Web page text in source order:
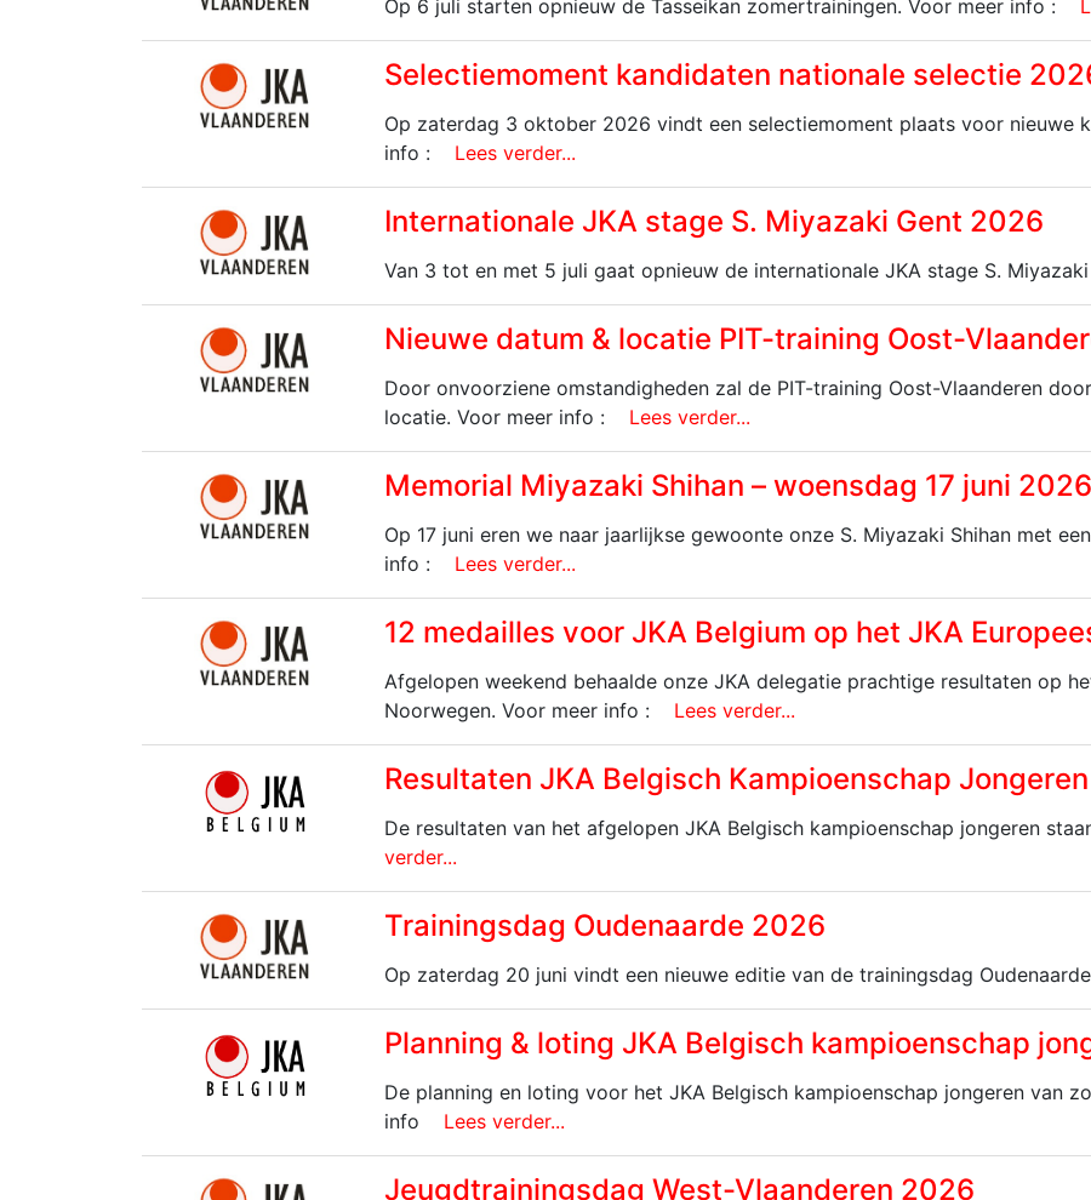
Op 6 juli starten opnieuw de Tasseikan zomertrainingen. Voor meer info :
Selectiemoment kandidaten nationale selectie
Op zaterdag 3 oktober 2026 vindt een selectiemoment plaats voor nieuwe
info :
Lees verder...
Internationale JKA stage S. Miyazaki Gent 2026
Van 3 tot en met 5 juli gaat opnieuw de internationale JKA stage S.
Nieuwe datum & locatie PIT-training Oost-
Door onvoorziene omstandigheden zal de PIT-training Oost-Vlaanderen
locatie. Voor meer info :
Lees verder...
Memorial Miyazaki Shihan – woensdag 17 juni 2026
Op 17 juni eren we naar jaarlijkse gewoonte onze S. Miyazaki Shihan met
info :
Lees verder...
12 medailles voor JKA Belgium op het JKA
Afgelopen weekend behaalde onze JKA delegatie prachtige resultaten op
Noorwegen. Voor meer info :
Lees verder...
Resultaten JKA Belgisch Kampioenschap
De resultaten van het afgelopen JKA Belgisch kampioenschap jongeren
verder...
Trainingsdag Oudenaarde 2026
Op zaterdag 20 juni vindt een nieuwe editie van de trainingsdag
Planning & loting JKA Belgisch kampioenschap
De planning en loting voor het JKA Belgisch kampioenschap jongeren van
info
Lees verder...
Jeugdtrainingsdag West-Vlaanderen 2026